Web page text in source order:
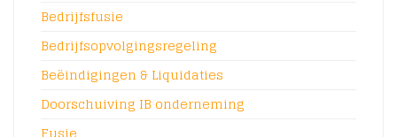
Bedrijfsfusie
Bedrijfsopvolgingsregeling
Beëindigingen & Liquidaties
Doorschuiving IB onderneming